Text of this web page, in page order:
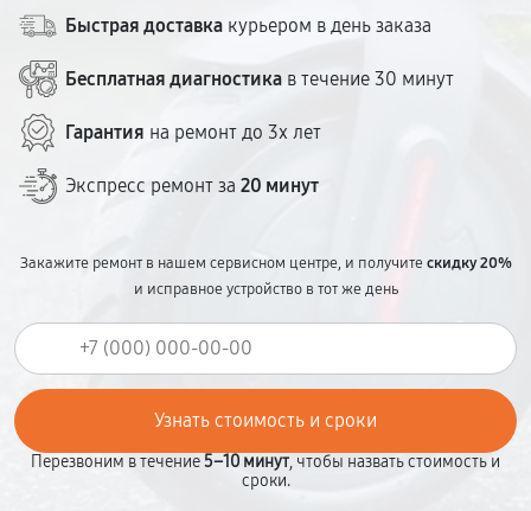
Быстрая доставка курьером в день заказа
Бесплатная диагностика в течение 30 минут
Гарантия на ремонт до 3х лет
Экспресс ремонт за 20 минут
Закажите ремонт в нашем сервисном центре, и получитескидку 20%
и исправное устройство в тот же день
Перезвоним в течение5–10 минут, чтобы назвать стоимость и
сроки.